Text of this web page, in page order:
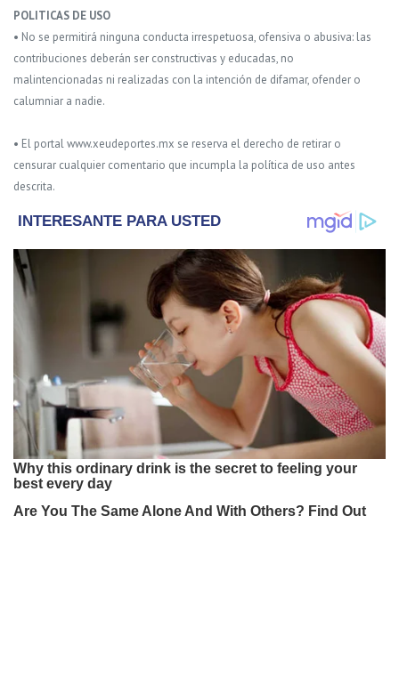
POLITICAS DE USO
• No se permitirá ninguna conducta irrespetuosa, ofensiva o abusiva: las
contribuciones deberán ser constructivas y educadas, no
malintencionadas ni realizadas con la intención de difamar, ofender o
calumniar a nadie.
• El portal www.xeudeportes.mx se reserva el derecho de retirar o
censurar cualquier comentario que incumpla la política de uso antes
descrita.